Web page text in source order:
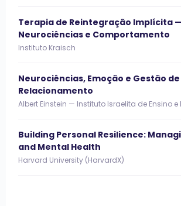
Terapia de Reintegração Implícita —
Neurociências e Comportamento
Instituto Kraisch
Neurociências, Emoção e Gestão de
Relacionamento
Albert Einstein — Instituto Israelita de Ensino e
Building Personal Resilience:
and Mental Health
Harvard University (HarvardX)